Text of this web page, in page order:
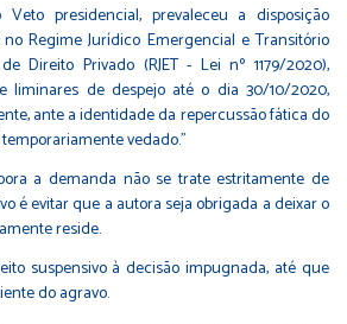
presidencial, prevaleceu a disposição
Regime Jurídico Emergencial e Transitório
Direito Privado (RJET - Lei nº 1179/2020),
liminares de despejo até o dia 30/10/2020,
ante a identidade da repercussão fática do
vedado."
a demanda não se trate estritamente de
é evitar que a autora seja obrigada a deixar o
reside.
suspensivo à decisão impugnada, até que
do agravo.